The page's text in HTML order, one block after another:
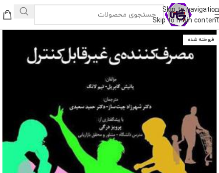
Skip to navigation
Skip to main content
فروخته شده